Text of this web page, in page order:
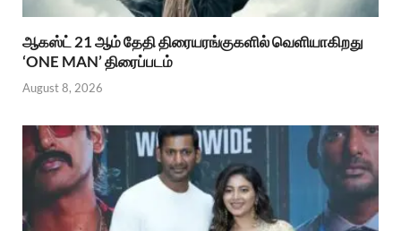
ஆகஸ்ட் 21 ஆம் தேதி திரையரங்குகளில் வெளியாகிறது
‘ONE MAN’ திரைப்படம்
August 8, 2026